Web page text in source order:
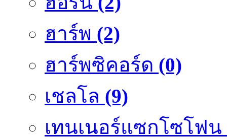
ฮาร์พ (2)
ฮาร์พซิคอร์ด (0)
เชลโล (9)
เทนเนอร์แซกโซโฟน